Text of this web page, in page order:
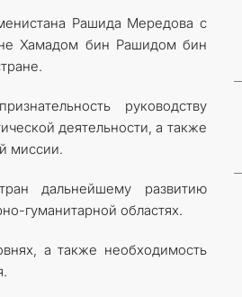
Рашида Мередова с
Хамадом бин Рашидом бин
руководству
деятельности, а также
миссии.
дальнейшему развитию
гуманитарной областях.
а также необходимость